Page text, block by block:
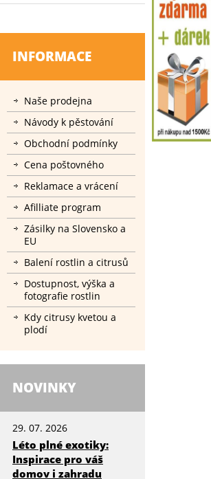
INFORMACE
Naše prodejna
Návody k pěstování
Obchodní podmínky
Cena poštovného
Reklamace a vrácení
Afilliate program
Zásilky na Slovensko a
EU
Balení rostlin a citrusů
Dostupnost, výška a
fotografie rostlin
Kdy citrusy kvetou a
plodí
NOVINKY
29. 07. 2026
Léto plné exotiky:
Inspirace pro váš
domov i zahradu